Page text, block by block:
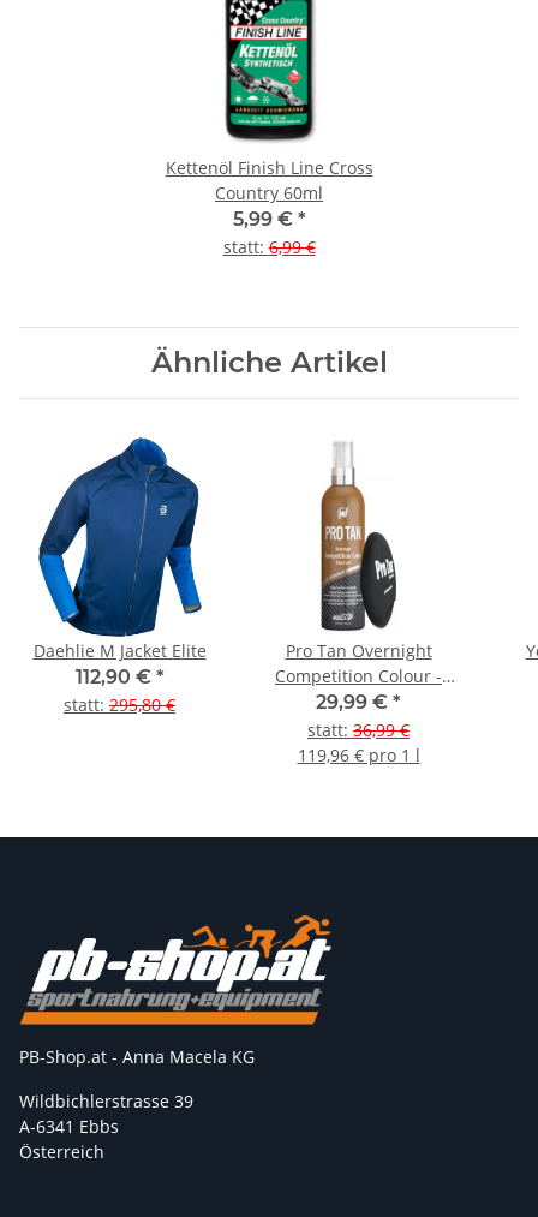
Kettenöl Finish Line Cross
Country 60ml
5,99 € *
statt:6,99 €
Ähnliche Artikel
Daehlie M Jacket Elite
112,90 € *
statt: 295,80 €
Pro Tan Overnight
Competition Colour -
250ml
29,99 € *
statt: 36,99 €
119,96 € pro 1 l
PB-Shop.at - Anna Macela KG
Wildbichlerstrasse 39
A-6341 Ebbs
Österreich